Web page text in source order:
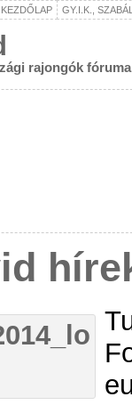
KEZDŐLAP GY.I.K.,
rajongók fóruma